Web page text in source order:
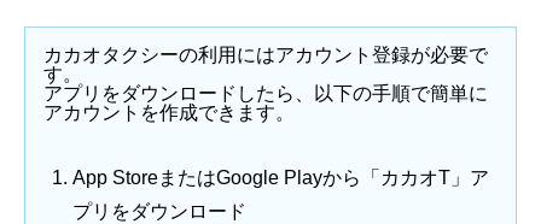
カカオタクシーの利用にはアカウント登録が必要で
す。
アプリをダウンロードしたら、以下の手順で簡単に
アカウントを作成できます。
App StoreまたはGoogle Playから「カカオT」ア
プリをダウンロード